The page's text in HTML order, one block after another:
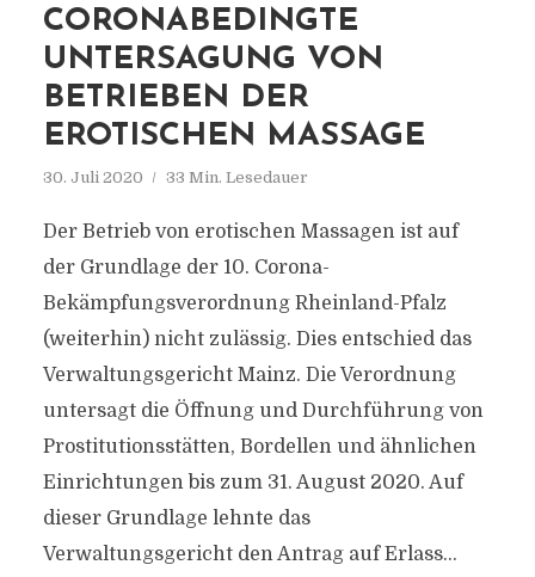
CORONABEDINGTE
UNTERSAGUNG VON
BETRIEBEN DER
EROTISCHEN MASSAGE
30. Juli 2020 33 Min. Lesedauer
Der Betrieb von erotischen Massagen ist auf
der Grundlage der 10. Corona-
Bekämpfungsverordnung Rheinland-Pfalz
(weiterhin) nicht zulässig. Dies entschied das
Verwaltungsgericht Mainz. Die Verordnung
untersagt die Öffnung und Durchführung von
Prostitutionsstätten, Bordellen und ähnlichen
Einrichtungen bis zum 31. August 2020. Auf
dieser Grundlage lehnte das
Verwaltungsgericht den Antrag auf Erlass...